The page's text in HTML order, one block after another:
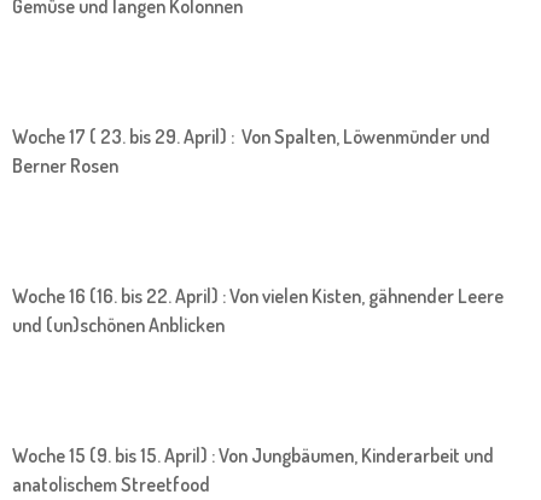
Gemüse und langen Kolonnen
Woche 17 ( 23. bis 29. April) : Von Spalten, Löwenmünder und
Berner Rosen
Woche 16 (16. bis 22. April) : Von vielen Kisten, gähnender Leere
und (un)schönen Anblicken
Woche 15 (9. bis 15. April) : Von Jungbäumen, Kinderarbeit und
anatolischem Streetfood